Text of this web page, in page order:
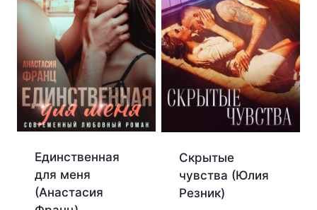
Единственная
для меня
(Анастасия
Скрытые
чувства (Юлия
Резник)